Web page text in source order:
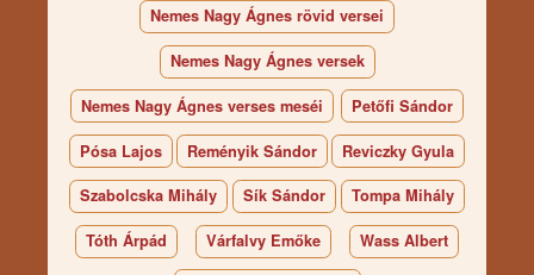
Nemes Nagy Ágnes rövid versei
Nemes Nagy Ágnes versek
Nemes Nagy Ágnes verses meséi Petőfi Sándor
Pósa Lajos Reményik Sándor Reviczky Gyula
Szabolcska Mihály Sík Sándor Tompa Mihály
Tóth Árpád Várfalvy Emőke Wass Albert